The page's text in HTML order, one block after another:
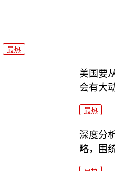
最热
美国要
会有大
最热
深度分
略，围